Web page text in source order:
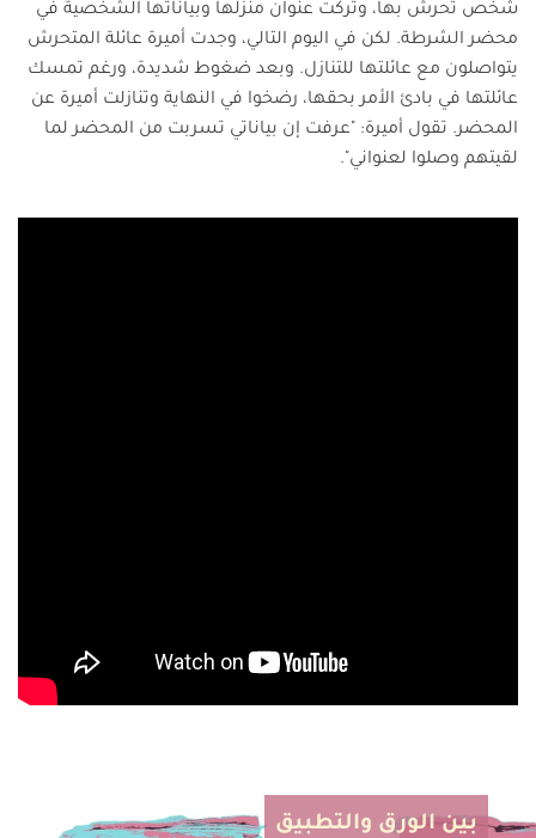
شخص تحرش بها، وتركت عنوان منزلها وبياناتها الشخصية في
محضر الشرطة. لكن في اليوم التالي، وجدت أميرة عائلة المتحرش
يتواصلون مع عائلتها للتنازل. وبعد ضغوط شديدة، ورغم تمسك
عائلتها في بادئ الأمر بحقها، رضخوا في النهاية وتنازلت أميرة عن
المحضر. تقول أميرة: "عرفت إن بياناتي تسربت من المحضر لما
لقيتهم وصلوا لعنواني".
بين الورق والتطبيق